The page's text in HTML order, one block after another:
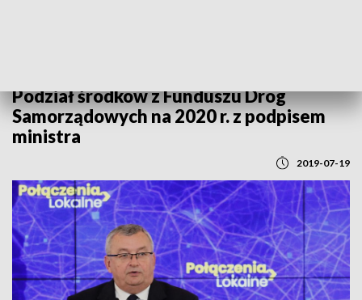
Podział środków z Funduszu Dróg
Samorządowych na 2020 r. z podpisem
ministra
2019-07-19